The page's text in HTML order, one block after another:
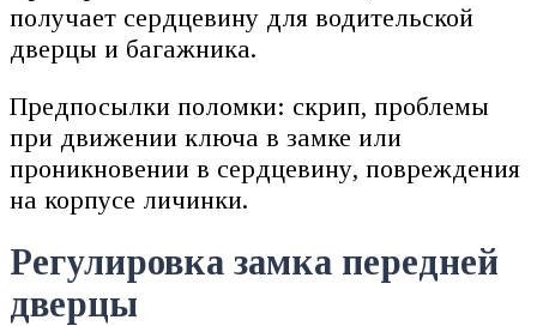
получает сердцевину для водительской
дверцы и багажника.
Предпосылки поломки: скрип, проблемы
при движении ключа в замке или
проникновении в сердцевину, повреждения
на корпусе личинки.
Регулировка замка передней
дверцы